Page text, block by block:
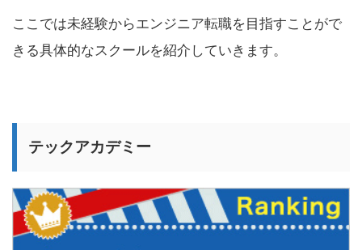
ここでは未経験からエンジニア転職を目指すことがで
きる具体的なスクールを紹介していきます。
テックアカデミー